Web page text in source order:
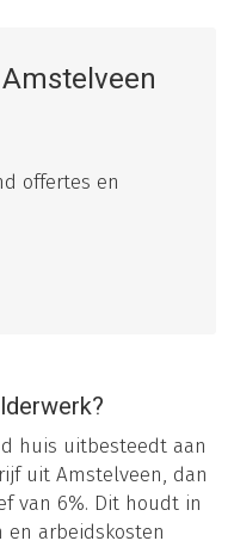
offertes en
huis uitbesteedt aan
uit Amstelveen, dan
van 6%. Dit houdt in
arbeidskosten